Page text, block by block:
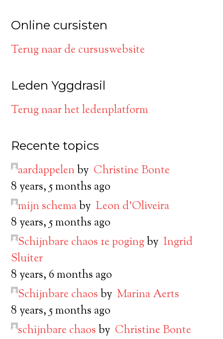
Online cursisten
Terug naar de cursuswebsite
Leden Yggdrasil
Terug naar het ledenplatform
Recente topics
aardappelenby Christine Bonte
8 years, 5 months ago
mijn schemaby Leon d’Oliveira
8 years, 5 months ago
Schijnbare chaos 1e pogingby Ingrid
Sluiter
8 years, 6 months ago
Schijnbare chaosby Marina Aerts
8 years, 5 months ago
schijnbare chaosby Christine Bonte